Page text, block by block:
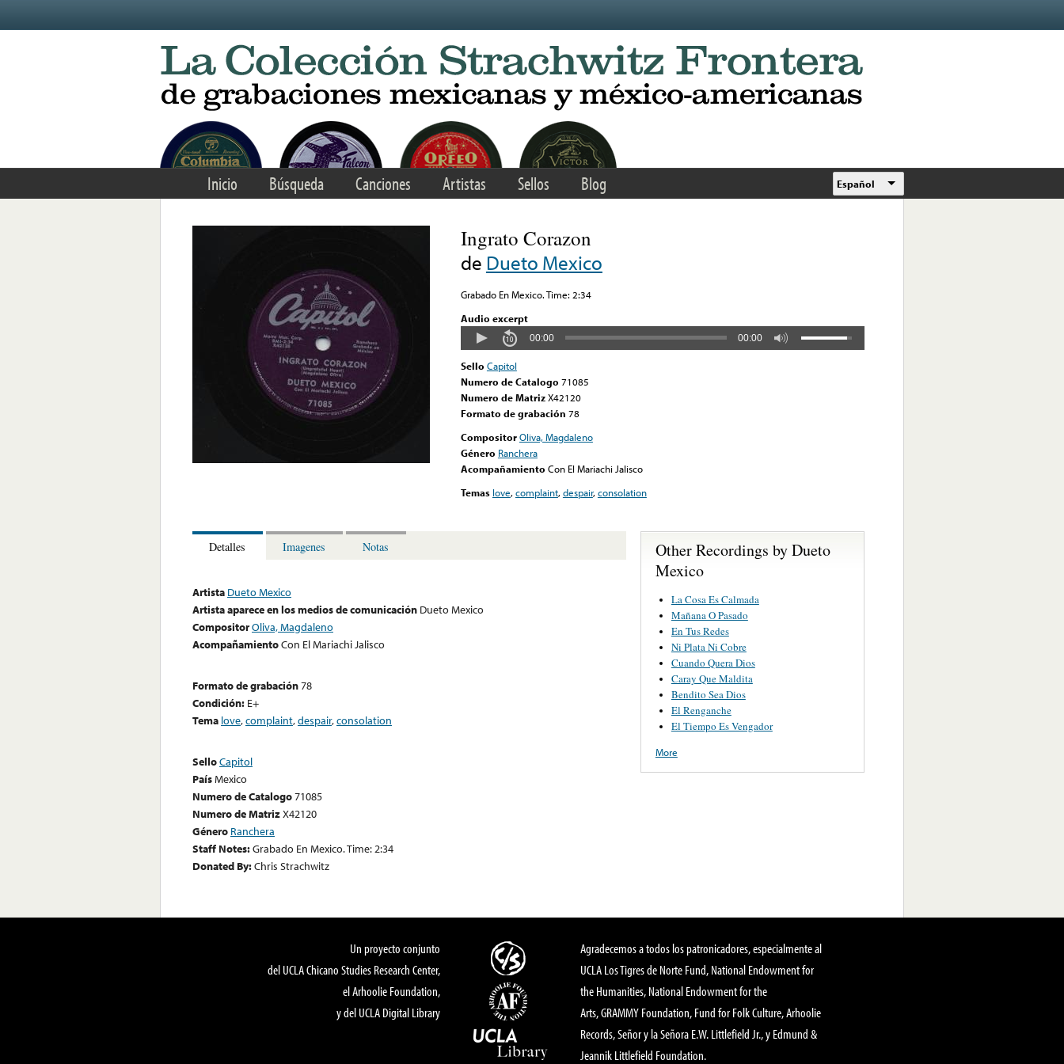
Inicio Búsqueda Canciones Artistas Sellos Blog Español
Ingrato Corazon
de Dueto Mexico
Grabado En Mexico. Time: 2:34
Audio excerpt
00:00 00:00
Sello Capitol
Numero de Catalogo 71085
Numero de MatrizX42120
Formato de grabación 78
CompositorOliva, Magdaleno
Género Ranchera
Acompañamiento Con El Mariachi Jalisco
Temas love,complaint,despair,consolation
Detalles Imagenes Notas
Artista Dueto Mexico
Artista aparece en los medios de comunicación Dueto Mexico
CompositorOliva, Magdaleno
AcompañamientoCon El Mariachi Jalisco
Formato de grabación78
Condición: E+
Tema love,complaint,despair,consolation
SelloCapitol
PaísMexico
Numero de Catalogo71085
Numero de MatrizX42120
Género Ranchera
Staff Notes:Grabado En Mexico. Time: 2:34
Donated By:Chris Strachwitz
Other Recordings by Dueto
Mexico
La Cosa Es Calmada
Mañana O Pasado
En Tus Redes
Ni Plata Ni Cobre
Cuando Quera Dios
Caray Que Maldita
Bendito Sea Dios
El Renganche
El Tiempo Es Vengador
More
Un proyecto conjunto
del UCLA Chicano Studies Research Center,
el Arhoolie Foundation,
y del UCLA Digital Library
Agradecemos a todos los patronicadores, especialmente al
UCLA Los Tigres de Norte Fund, National Endowment for
the Humanities, National Endowment for the
Arts, GRAMMY Foundation, Fund for Folk Culture, Arhoolie
Records, Señor y la Señora E.W. Littlefield Jr., y Edmund &
Jeannik Littlefield Foundation.